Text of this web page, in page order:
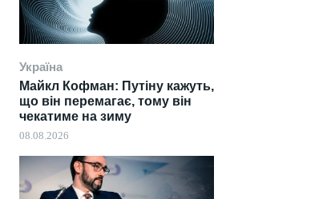
Україна
Майкл Кофман: Путіну кажуть,
що він перемагає, тому він
чекатиме на зиму
08.08.2026